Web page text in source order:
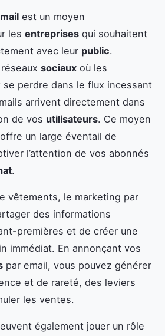
est un moyen
les entreprises qui souhaitent
avec leur public.
sociaux où les
se perdre dans le flux incessant
arrivent directement dans
de vos utilisateurs. Ce moyen
un large éventail de
l’attention de vos abonnés
.
vêtements, le marketing par
des informations
premières et de créer une
immédiat. En annonçant vos
par email, vous pouvez générer
et de rareté, des leviers
les ventes.
également jouer un rôle